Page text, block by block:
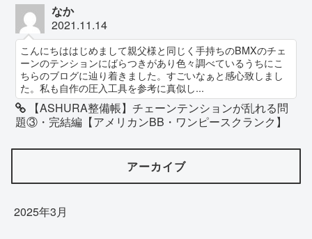
なか
2021.11.14
こんにちははじめまして親父様と同じく手持ちのBMXのチェ
ーンのテンションにばらつきがあり色々調べているうちにこ
ちらのブログに辿り着きました。すごいなぁと感心致しまし
た。私も自作の圧入工具を参考に真似し...
【ASHURA整備帳】チェーンテンションが乱れる問
題③・完結編【アメリカンBB・ワンピースクランク】
アーカイブ
2025年3月